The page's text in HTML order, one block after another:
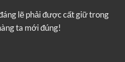
lẽ phải được cất giữ trong
ta mới đúng!